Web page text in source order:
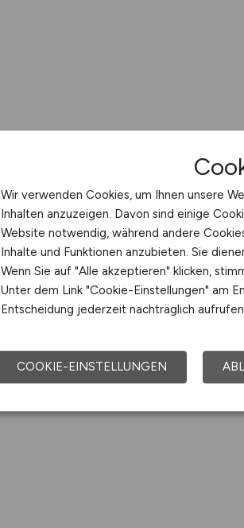
Wir verwenden Cookies, um Ihnen unsere
Inhalten anzuzeigen. Davon sind einige
Website notwendig, während andere
Inhalte und Funktionen anzubieten. Sie
Wenn Sie auf "Alle akzeptieren" klicken,
Unter dem Link "Cookie-Einstellungen" am
Entscheidung jederzeit nachträglich
COOKIE-EINSTELLUNGEN